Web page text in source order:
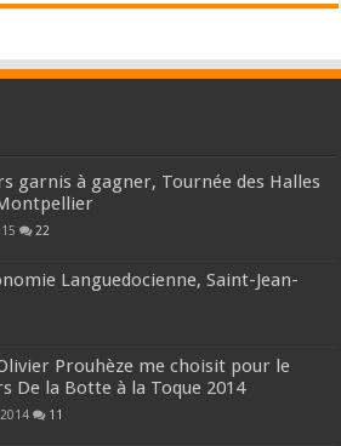
garnis à gagner, Tournée des Halles
22
Languedocienne, Saint-Jean-
Prouhèze me choisit pour le
De la Botte à la Toque 2014
11